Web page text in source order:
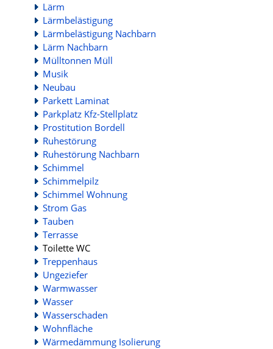
Lärm
Lärmbelästigung
Lärmbelästigung Nachbarn
Lärm Nachbarn
Mülltonnen Müll
Musik
Neubau
Parkett Laminat
Parkplatz Kfz-Stellplatz
Prostitution Bordell
Ruhestörung
Ruhestörung Nachbarn
Schimmel
Schimmelpilz
Schimmel Wohnung
Strom Gas
Tauben
Terrasse
Toilette WC
Treppenhaus
Ungeziefer
Warmwasser
Wasser
Wasserschaden
Wohnfläche
Wärmedämmung Isolierung